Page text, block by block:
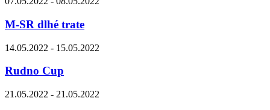
M-SR dlhé trate
14.05.2022 - 15.05.2022
Rudno Cup
21.05.2022 - 21.05.2022